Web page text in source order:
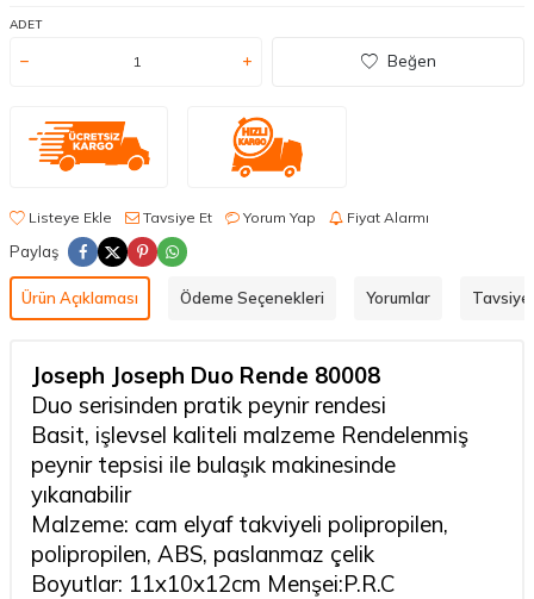
ADET
Beğen
Listeye Ekle Tavsiye Et Yorum Yap Fiyat Alarmı
Paylaş
Ürün Açıklaması Ödeme Seçenekleri Yorumlar Tavsiye
Joseph Joseph Duo Rende 80008
Duo serisinden pratik peynir rendesi
Basit, işlevsel kaliteli malzeme Rendelenmiş
peynir tepsisi ile bulaşık makinesinde
yıkanabilir
Malzeme: cam elyaf takviyeli polipropilen,
polipropilen, ABS, paslanmaz çelik
Boyutlar: 11x10x12cm Menşei:P.R.C